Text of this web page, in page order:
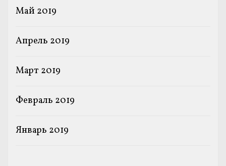
Май 2019
Апрель 2019
Март 2019
Февраль 2019
Январь 2019